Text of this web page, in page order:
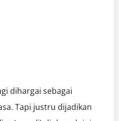
dihargai sebagai
Tapi justru dijadikan